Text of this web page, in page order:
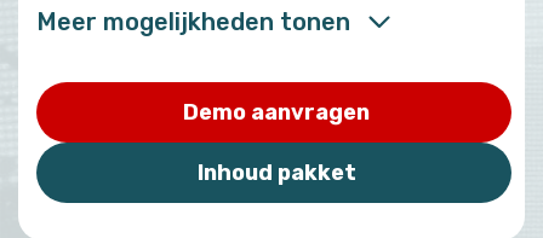
Meer mogelijkheden tonen
Demo aanvragen
Inhoud pakket